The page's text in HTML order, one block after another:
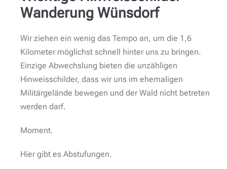
Hilft dir der Beitrag? Dann hast du unter diesem Link